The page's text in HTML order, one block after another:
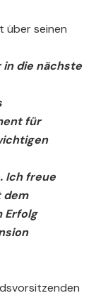
über seinen
in die nächste
für
Ich freue
dem
Erfolg